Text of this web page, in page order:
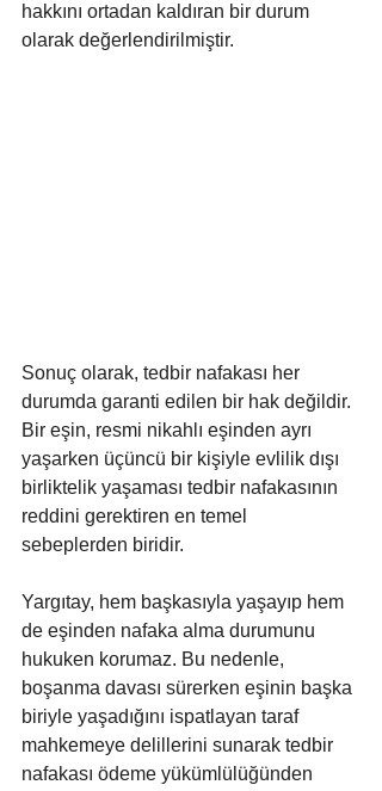
hakkını ortadan kaldıran bir durum
olarak değerlendirilmiştir.
Sonuç olarak, tedbir nafakası her
durumda garanti edilen bir hak değildir.
Bir eşin, resmi nikahlı eşinden ayrı
yaşarken üçüncü bir kişiyle evlilik dışı
birliktelik yaşaması tedbir nafakasının
reddini gerektiren en temel
sebeplerden biridir.
Yargıtay, hem başkasıyla yaşayıp hem
de eşinden nafaka alma durumunu
hukuken korumaz. Bu nedenle,
boşanma davası sürerken eşinin başka
biriyle yaşadığını ispatlayan taraf
mahkemeye delillerini sunarak tedbir
nafakası ödeme yükümlülüğünden